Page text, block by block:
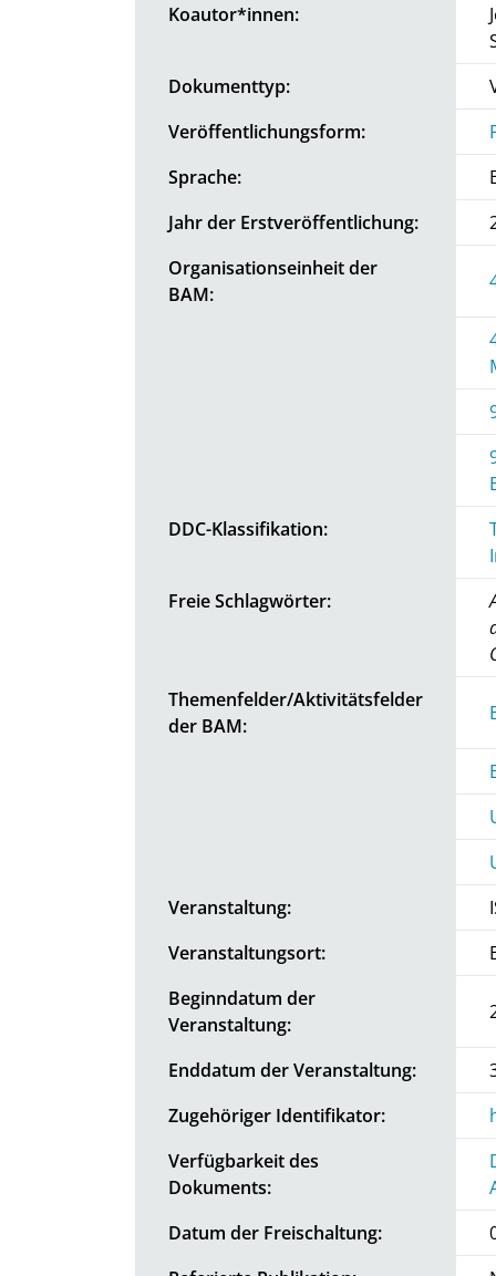
Koautor*innen:
Dokumenttyp:
Veröffentlichungsform:
Sprache:
Jahr der Erstveröffentlichung:
Organisationseinheit der
BAM:
DDC-Klassifikation:
Freie Schlagwörter:
Themenfelder/Aktivitätsfelder
der BAM:
Veranstaltung:
Veranstaltungsort:
Beginndatum der
Veranstaltung:
Enddatum der Veranstaltung:
Zugehöriger Identifikator:
Verfügbarkeit des
Dokuments:
Datum der Freischaltung: